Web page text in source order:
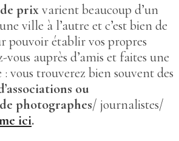
prixvarient beaucoup d’un
ville à l’autre et c’est bien de
pouvoir établir vos propres
vous auprès d’amis et faites une
: vous trouverez bien souvent des
ou
photographes/ journalistes/
ici.